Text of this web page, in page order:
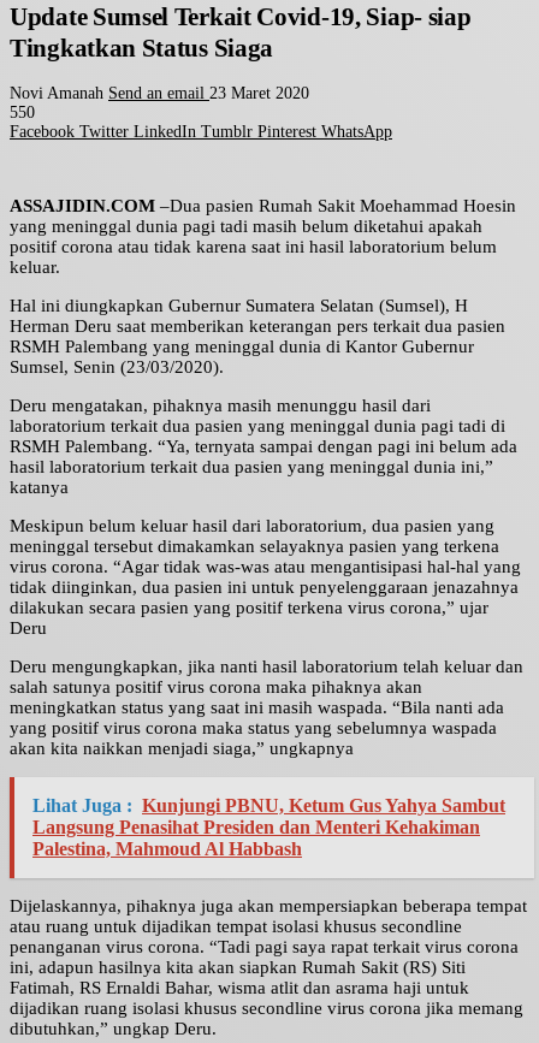
Update Sumsel Terkait Covid-19, Siap- siap
Tingkatkan Status Siaga
Novi Amanah Send an email 23 Maret 2020
550
Facebook Twitter LinkedIn Tumblr Pinterest WhatsApp
ASSAJIDIN.COM –Dua pasien Rumah Sakit Moehammad Hoesin
yang meninggal dunia pagi tadi masih belum diketahui apakah
positif corona atau tidak karena saat ini hasil laboratorium belum
keluar.
Hal ini diungkapkan Gubernur Sumatera Selatan (Sumsel), H
Herman Deru saat memberikan keterangan pers terkait dua pasien
RSMH Palembang yang meninggal dunia di Kantor Gubernur
Sumsel, Senin (23/03/2020).
Deru mengatakan, pihaknya masih menunggu hasil dari
laboratorium terkait dua pasien yang meninggal dunia pagi tadi di
RSMH Palembang. “Ya, ternyata sampai dengan pagi ini belum ada
hasil laboratorium terkait dua pasien yang meninggal dunia ini,”
katanya
Meskipun belum keluar hasil dari laboratorium, dua pasien yang
meninggal tersebut dimakamkan selayaknya pasien yang terkena
virus corona. “Agar tidak was-was atau mengantisipasi hal-hal yang
tidak diinginkan, dua pasien ini untuk penyelenggaraan jenazahnya
dilakukan secara pasien yang positif terkena virus corona,” ujar
Deru
Deru mengungkapkan, jika nanti hasil laboratorium telah keluar dan
salah satunya positif virus corona maka pihaknya akan
meningkatkan status yang saat ini masih waspada. “Bila nanti ada
yang positif virus corona maka status yang sebelumnya waspada
akan kita naikkan menjadi siaga,” ungkapnya
Lihat Juga : Kunjungi PBNU, Ketum Gus Yahya Sambut
Langsung Penasihat Presiden dan Menteri Kehakiman
Palestina, Mahmoud Al Habbash
Dijelaskannya, pihaknya juga akan mempersiapkan beberapa tempat
atau ruang untuk dijadikan tempat isolasi khusus secondline
penanganan virus corona. “Tadi pagi saya rapat terkait virus corona
ini, adapun hasilnya kita akan siapkan Rumah Sakit (RS) Siti
Fatimah, RS Ernaldi Bahar, wisma atlit dan asrama haji untuk
dijadikan ruang isolasi khusus secondline virus corona jika memang
dibutuhkan,” ungkap Deru.